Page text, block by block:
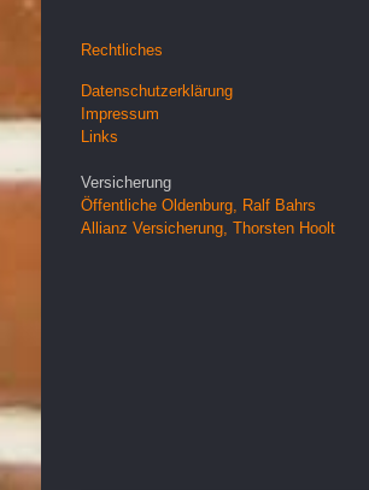
Rechtliches
Datenschutzerklärung
Impressum
Links
Versicherung
Öffentliche Oldenburg, Ralf Bahrs
Allianz Versicherung, Thorsten Hoolt